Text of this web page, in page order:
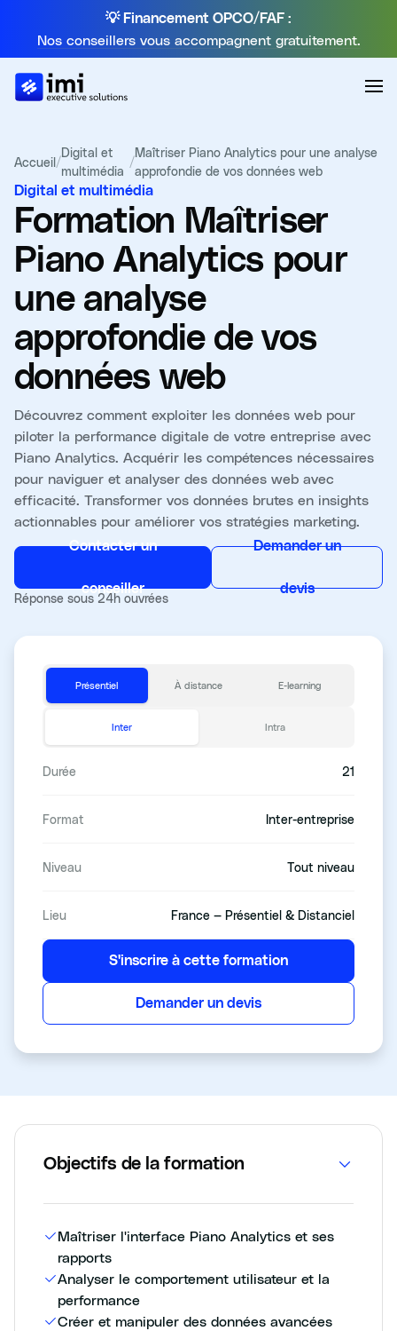
💡 Financement OPCO/FAF :
Nos conseillers vous accompagnent gratuitement.
Accueil/
Digital et
multimédia
/
Maîtriser Piano Analytics pour une analyse
approfondie de vos données web
Digital et multimédia
Formation Maîtriser
Piano Analytics pour
une analyse
approfondie de vos
données web
Découvrez comment exploiter les données web pour
piloter la performance digitale de votre entreprise avec
Piano Analytics. Acquérir les compétences nécessaires
pour naviguer et analyser des données web avec
efficacité. Transformer vos données brutes en insights
actionnables pour améliorer vos stratégies marketing.
Contacter un
conseiller
Demander un
devis
Réponse sous 24h ouvrées
Présentiel À distance E-learning
Inter Intra
Durée 21
Format Inter-entreprise
Niveau Tout niveau
Lieu France — Présentiel & Distanciel
S'inscrire à cette formation
Demander un devis
Objectifs de la formation
Maîtriser l'interface Piano Analytics et ses
rapports
Analyser le comportement utilisateur et la
performance
Créer et manipuler des données avancées